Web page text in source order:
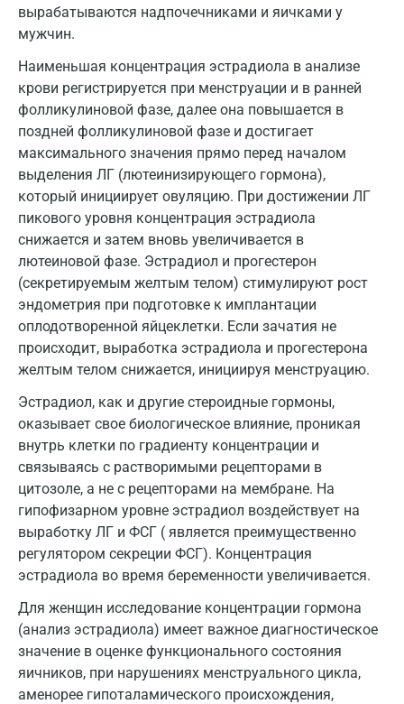
вырабатываются надпочечниками и яичками у
мужчин.
Наименьшая концентрация эстрадиола в анализе
крови регистрируется при менструации и в ранней
фолликулиновой фазе, далее она повышается в
поздней фолликулиновой фазе и достигает
максимального значения прямо перед началом
выделения ЛГ (лютеинизирующего гормона),
который инициирует овуляцию. При достижении ЛГ
пикового уровня концентрация эстрадиола
снижается и затем вновь увеличивается в
лютеиновой фазе. Эстрадиол и прогестерон
(секретируемым желтым телом) стимулируют рост
эндометрия при подготовке к имплантации
оплодотворенной яйцеклетки. Если зачатия не
происходит, выработка эстрадиола и прогестерона
желтым телом снижается, инициируя менструацию.
Эстрадиол, как и другие стероидные гормоны,
оказывает свое биологическое влияние, проникая
внутрь клетки по градиенту концентрации и
связываясь с растворимыми рецепторами в
цитозоле, а не с рецепторами на мембране. На
гипофизарном уровне эстрадиол воздействует на
выработку ЛГ и ФСГ ( является преимущественно
регулятором секреции ФСГ). Концентрация
эстрадиола во время беременности увеличивается.
Для женщин исследование концентрации гормона
(анализ эстрадиола) имеет важное диагностическое
значение в оценке функционального состояния
яичников, при нарушениях менструального цикла,
аменорее гипоталамического происхождения,
Красногорск
Красноярск
Курск
Лабинск
Липецк
Лобня
Люберцы
Майкоп
Мурино
Мурманск
Мытищи
Набережные Челны
Наро-Фоминск
Нижневартовск
Нижнекамск
Новокузнецк
Новороссийск
Новосибирск
Ногинск